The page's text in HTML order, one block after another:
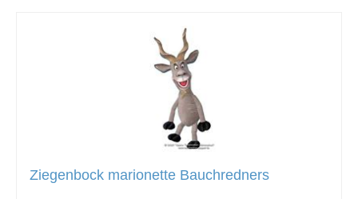
Ziegenbock marionette Bauchredners